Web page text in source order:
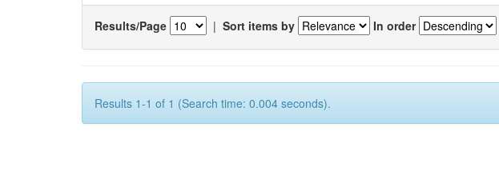
Results/Page | Sort items by In order
Results 1-1 of 1 (Search time: 0.004 seconds).